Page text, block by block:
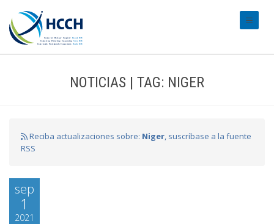
NOTICIAS | TAG: NIGER
Reciba actualizaciones sobre: Niger, suscríbase a la fuente
RSS
sep
1
2021